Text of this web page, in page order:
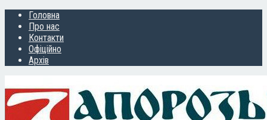
Головна
Про нас
Контакти
Офіційно
Архів